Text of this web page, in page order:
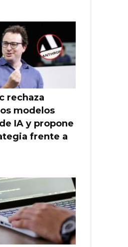
rechaza
modelos
IA y propone
frente a